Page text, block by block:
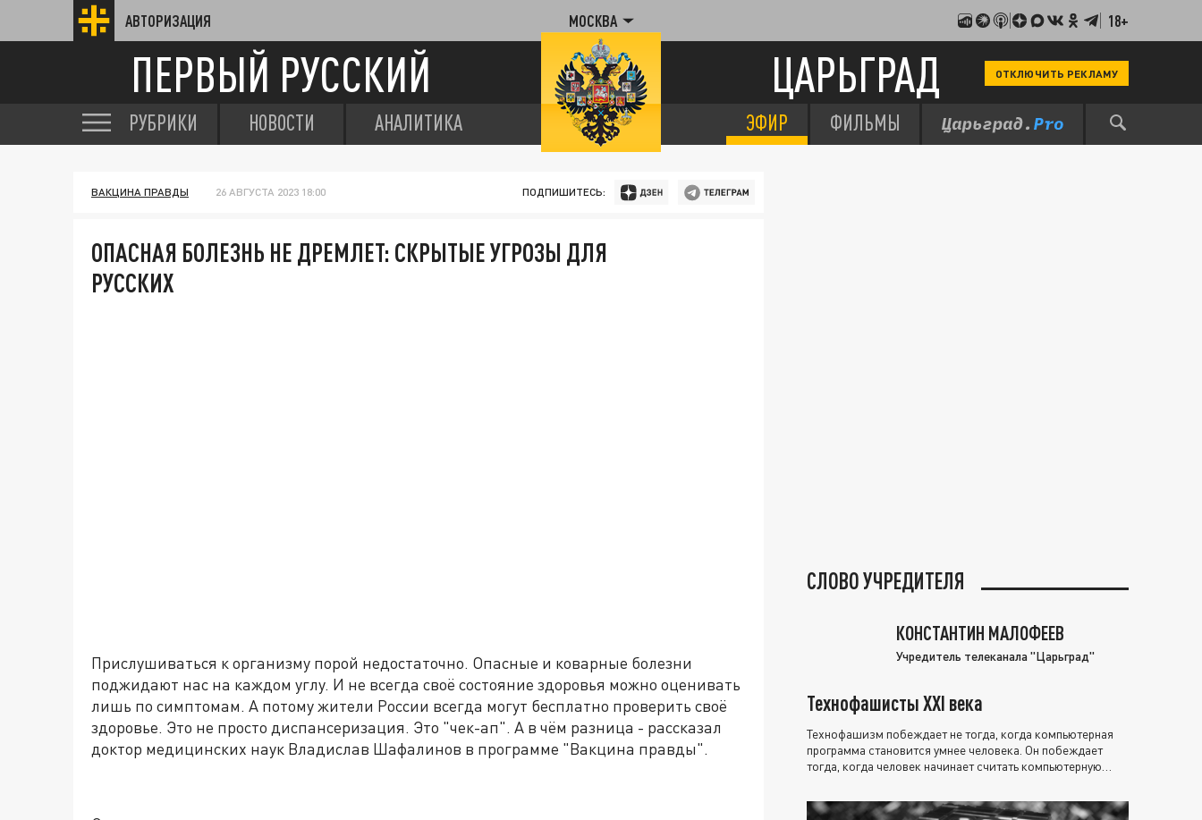
АВТОРИЗАЦИЯ МОСКВА 18+
ПЕРВЫЙ РУССКИЙ ЦАРЬГРАД ОТКЛЮЧИТЬ РЕКЛАМУ
РУБРИКИ НОВОСТИ АНАЛИТИКА ЭФИР ФИЛЬМЫ
ВАКЦИНА ПРАВДЫ 26 АВГУСТА 2023 18:00 ПОДПИШИТЕСЬ:
ОПАСНАЯ БОЛЕЗНЬ НЕ ДРЕМЛЕТ: СКРЫТЫЕ УГРОЗЫ ДЛЯ
РУССКИХ
Прислушиваться к организму порой недостаточно. Опасные и коварные болезни
поджидают нас на каждом углу. И не всегда своё состояние здоровья можно оценивать
лишь по симптомам. А потому жители России всегда могут бесплатно проверить своё
здоровье. Это не просто диспансеризация. Это "чек-ап". А в чём разница - рассказал
доктор медицинских наук Владислав Шафалинов в программе "Вакцина правды".
СЛОВО УЧРЕДИТЕЛЯ
КОНСТАНТИН МАЛОФЕЕВ
Учредитель телеканала "Царьград"
Технофашисты XXI века
Технофашизм побеждает не тогда, когда компьютерная
программа становится умнее человека. Он побеждает
тогда, когда человек начинает считать компьютерную